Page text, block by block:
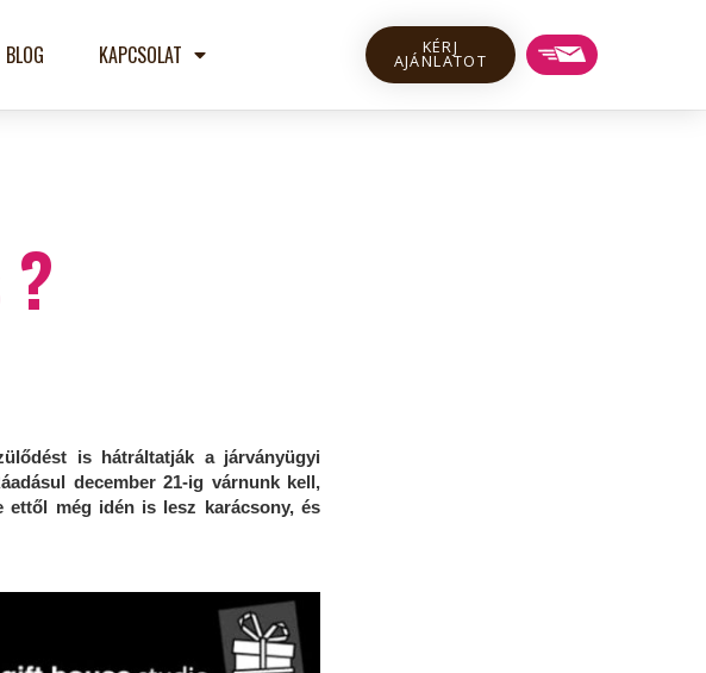
BLOG KAPCSOLAT KÉRJ
AJÁNLATOT
is hátráltatják a járványügyi
december 21-ig várnunk kell,
ettől még idén is lesz karácsony, és